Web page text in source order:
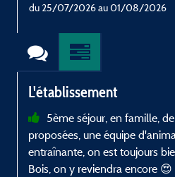
du 25/07/2026 au 01/08/2026
L'établissement
5ème séjour, en famille,
proposées, une équipe
entraînante, on est toujours
Bois, on y reviendra encore 😍